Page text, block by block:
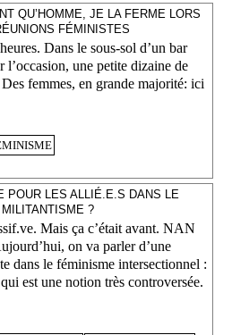
QU’HOMME, JE LA FERME LORS
FÉMINISTES
Dans le sous-sol d’un bar
l’occasion, une petite dizaine de
femmes, en grande majorité: ici
POUR LES ALLIÉ.E.S DANS LE
MILITANTISME ?
Mais ça c’était avant. NAN
on va parler d’une
dans le féminisme intersectionnel :
est une notion très controversée.